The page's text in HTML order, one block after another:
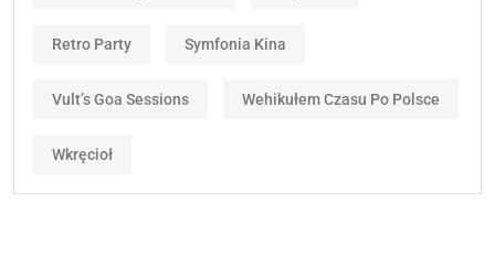
Retro Party Symfonia Kina
Vult’s Goa Sessions Wehikułem Czasu Po Polsce
Wkręcioł